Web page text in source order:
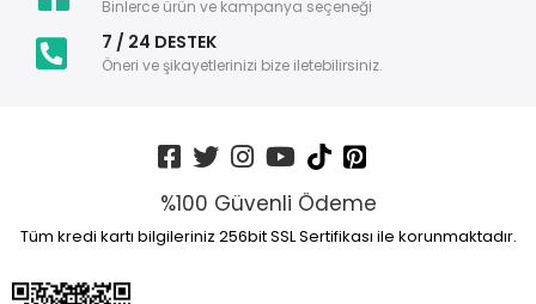
Binlerce ürün ve kampanya seçeneği
7 / 24 DESTEK
Öneri ve şikayetlerinizi bize iletebilirsiniz.
%100 Güvenli Ödeme
Tüm kredi kartı bilgileriniz 256bit SSL Sertifikası ile korunmaktadır.